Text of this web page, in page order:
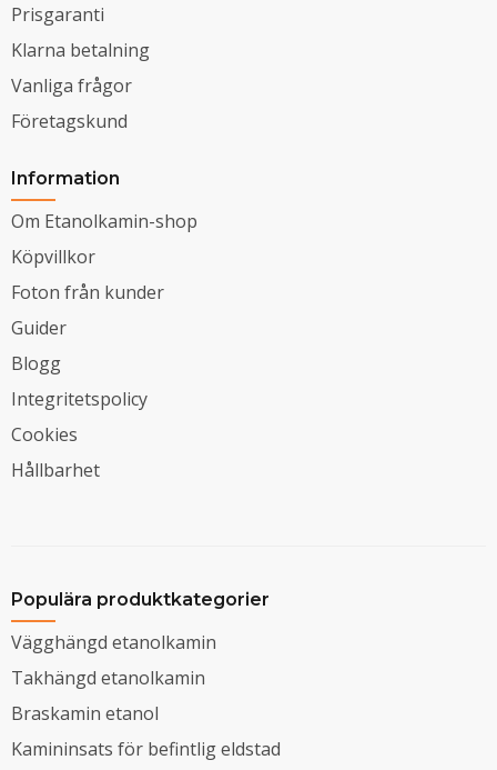
Prisgaranti
Klarna betalning
Vanliga frågor
Företagskund
Information
Om Etanolkamin-shop
Köpvillkor
Foton från kunder
Guider
Blogg
Integritetspolicy
Cookies
Hållbarhet
Populära produktkategorier
Vägghängd etanolkamin
Takhängd etanolkamin
Braskamin etanol
Kamininsats för befintlig eldstad